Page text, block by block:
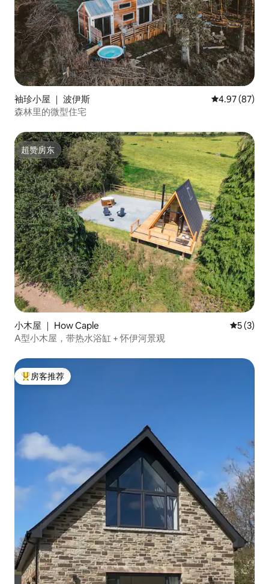
袖珍小屋 ｜ 波伊斯 平均评分
4.97 (87)
森林里的微型住宅
超赞房东
超赞房东
小木屋 ｜ How Caple 平均评分
5 (3)
A型小木屋，带热水浴缸 + 怀伊河景观
热门「房客推荐」
房客推荐